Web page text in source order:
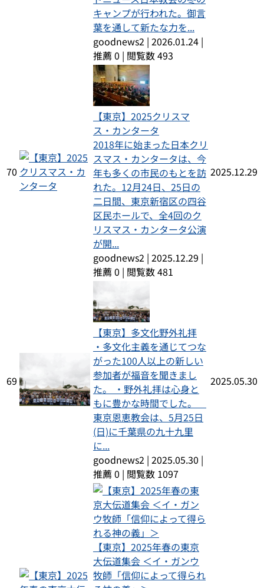
キャンプが行われた。御言
葉を通して新たな力を...
goodnews2 | 2026.01.24 |
推薦 0 | 閲覧数 493
70
【東京】2025クリスマ
ス・カンタータ
2018年に始まった日本クリ
スマス・カンタータは、今
年も多くの市民のもとを訪
れた。12月24日、25日の
二日間、東京新宿区の四谷
区民ホールで、全4回のク
リスマス・カンタータ公演
が開...
goodnews2 | 2025.12.29 |
推薦 0 | 閲覧数 481
2025.12.29
69
【東京】多文化野外礼拝
・多文化主義を通じてつな
がった100人以上の新しい
参加者が福音を聞きまし
た。 ・野外礼拝は心身と
もに豊かな時間でした。
東京恩恵教会は、5月25日
(日)に千葉県の九十九里
に...
goodnews2 | 2025.05.30 |
推薦 0 | 閲覧数 1097
2025.05.30
【東京】2025年春の東京
大伝道集会 ＜イ・ガンウ
牧師「信仰によって得られ